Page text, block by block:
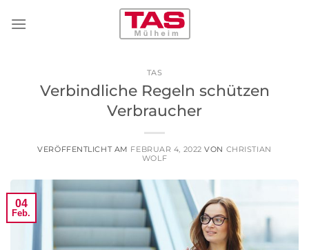
Inhalt
TAS
Verbindliche Regeln schützen
Verbraucher
VERÖFFENTLICHT AM FEBRUAR 4, 2022 VON CHRISTIAN
WOLF
04
Feb.